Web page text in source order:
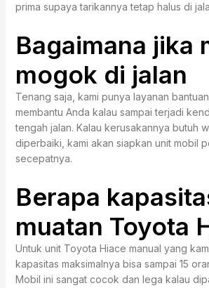
prima supaya tarikannya tetap halus di
Bagaimana jika
mogok di jalan
Tenang saja, kami punya layanan
membantu Anda kalau sampai terjadi
tengah jalan. Kalau kerusakannya butuh
diperbaiki, kami akan siapkan unit mobil
secepatnya.
Berapa
muatan Toyota
Untuk unit Toyota Hiace manual yang
kapasitas maksimalnya bisa sampai 15
Mobil ini sangat cocok dan lega kalau